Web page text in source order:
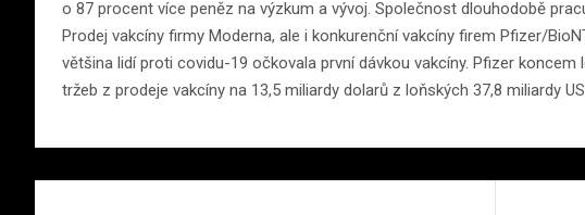
o 87 procent více peněz na výzkum a vývoj. Společnost dlouhodobě
Prodej vakcíny firmy Moderna, ale i konkurenční vakcíny firem Pfizer/
většina lidí proti covidu-19 očkovala první dávkou vakcíny. Pfizer
tržeb z prodeje vakcíny na 13,5 miliardy dolarů z loňských 37,8 miliardy